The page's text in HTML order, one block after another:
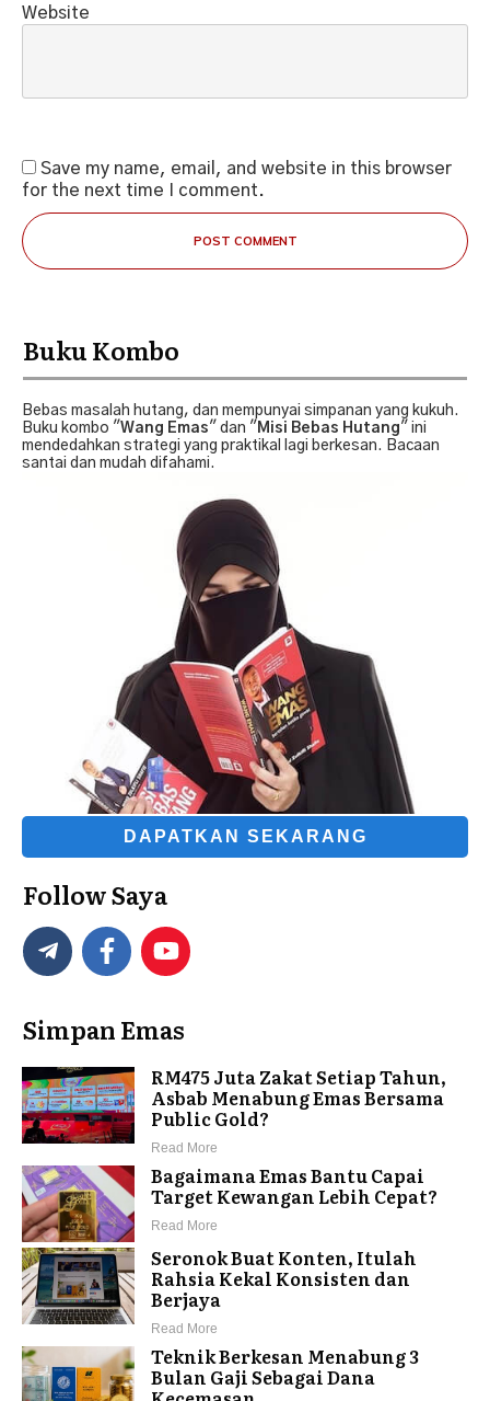
Website
Save my name, email, and website in this browser
for the next time I comment.
POST COMMENT
Buku Kombo
Bebas masalah hutang, dan mempunyai simpanan yang kukuh.
Buku kombo "Wang Emas" dan " Misi Bebas Hutang" ini
mendedahkan strategi yang praktikal lagi berkesan. Bacaan
santai dan mudah difahami.
DAPATKAN SEKARANG
Follow Saya
Simpan Emas
RM475 Juta Zakat Setiap Tahun,
Asbab Menabung Emas Bersama
Public Gold?
Read More
Bagaimana Emas Bantu Capai
Target Kewangan Lebih Cepat?
Read More
Seronok Buat Konten, Itulah
Rahsia Kekal Konsisten dan
Berjaya
Read More
Teknik Berkesan Menabung 3
Bulan Gaji Sebagai Dana